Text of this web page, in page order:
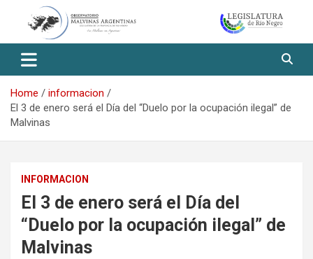
Observatorio Malvinas – Río
Negro
Home
informacion
El 3 de enero será el Día del “Duelo por la ocupación ilegal” de
Malvinas
INFORMACION
El 3 de enero será el Día del
“Duelo por la ocupación ilegal” de
Malvinas